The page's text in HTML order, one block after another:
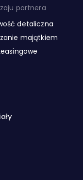
partnera
detaliczna
majątkiem